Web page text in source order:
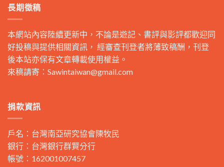
長期徵稿
本網站內容陸續更新中，不論是遊記、書評與影評都歡迎同
好投稿與提供相關資訊， 經審查刊登者將薄致稿酬，刊登
後本站亦保有文章轉載使用權益。
來稿請寄： Sawintaiwan@gmail.com
捐款資訊
戶名：台灣南亞研究協會陳牧民
銀行：台灣銀行群賢分行
帳號：162001007457